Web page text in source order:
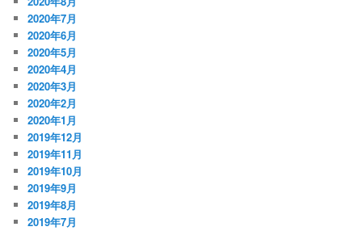
2020年7月
2020年6月
2020年5月
2020年4月
2020年3月
2020年2月
2020年1月
2019年12月
2019年11月
2019年10月
2019年9月
2019年8月
2019年7月